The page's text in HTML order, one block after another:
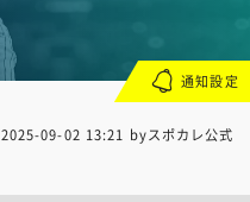
2025-09-02 13:21 byスポカレ公式
通知設定